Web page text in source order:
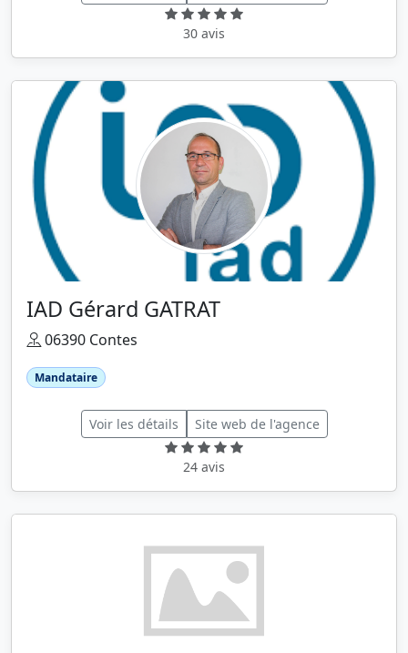
30 avis
IAD Gérard GATRAT
06390 Contes
Mandataire
Voir les détails Site web de l'agence
24 avis